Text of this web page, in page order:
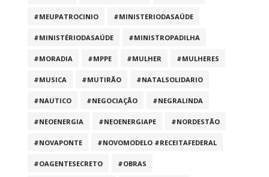
#MEUPATROCINIO #MINISTERIODASAÚDE
#MINISTÉRIODASAÚDE #MINISTROPADILHA
#MORADIA #MPPE #MULHER #MULHERES
#MUSICA #MUTIRÃO #NATALSOLIDARIO
#NAUTICO #NEGOCIAÇÃO #NEGRALINDA
#NEOENERGIA #NEOENERGIAPE #NORDESTÃO
#NOVAPONTE #NOVOMODELO #RECEITAFEDERAL
#OAGENTESECRETO #OBRAS